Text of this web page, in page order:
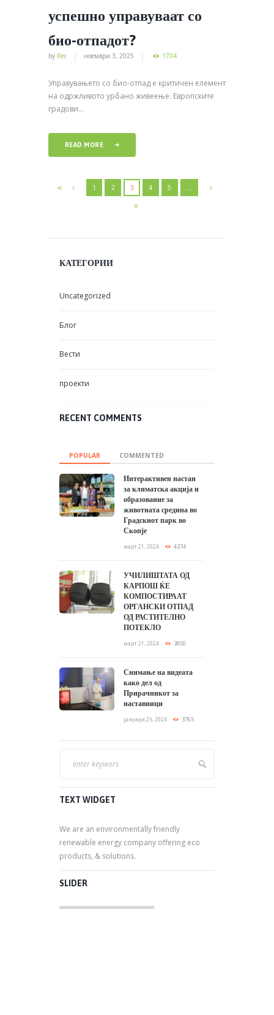
успешно управуваат со
био-отпадот?
by Rec ноември 3, 2025 1704
Управувањето со био-отпад е критичен елемент
на одржливото урбано живеење. Европските
градови...
READ MORE
1 2 3 4 5 …
КАТЕГОРИИ
Uncategorized
Блог
Вести
проекти
RECENT COMMENTS
POPULAR COMMENTED
Интерактивен настан
за климатска акција и
образование за
животната средина во
Градскиот парк во
Скопје
март 21, 2024 4374
УЧИЛИШТАТА ОД
КАРПОШ ЌЕ
КОМПОСТИРААТ
ОРГАНСКИ ОТПАД
ОД РАСТИТЕЛНО
ПОТЕКЛО
март 21, 2024 3850
Снимање на видеата
како дел од
Прирачникот за
наставници
јануари 25, 2024 3765
TEXT WIDGET
We are an environmentally friendly
renewable energy company offering eco
products, & solutions.
SLIDER